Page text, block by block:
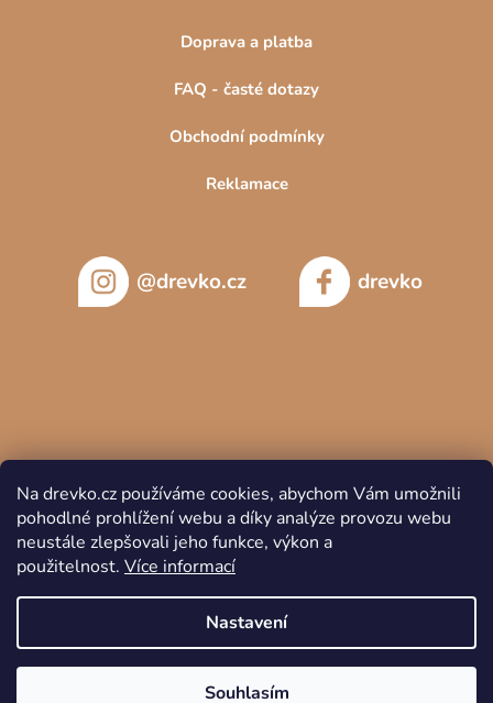
Na drevko.cz používáme cookies, abychom Vám umožnili
pohodlné prohlížení webu a díky analýze provozu webu
neustále zlepšovali jeho funkce, výkon a
použitelnost. Více informací
Nastavení
Souhlasím
Doprava a platba
FAQ - časté dotazy
Obchodní podmínky
Reklamace
@drevko.cz drevko